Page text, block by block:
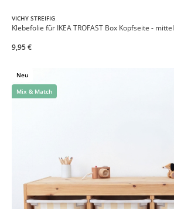
VICHY STREIFIG
Klebefolie für IKEA TROFAST Box Kopfseite - mittel
9,95 €
Neu
Mix & Match